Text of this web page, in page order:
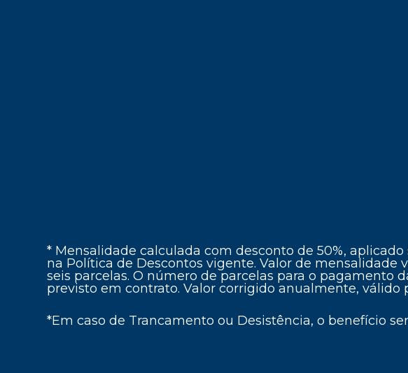
* Mensalidade calculada com desconto de 50%,
na Política de Descontos vigente. Valor de
seis parcelas. O número de parcelas para o
previsto em contrato. Valor corrigido anualmente, válido
*Em caso de Trancamento ou Desistência, o benefício